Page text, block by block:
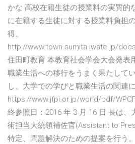
かな 高校在籍生徒の授業料の実質的
に在籍する生徒に対する授業料負担
得、
http://www.town.sumita.iwate.jp/
住田町教育 本教育社会学会大会発表
職業生活への移行をうまく果たして
し、大学での学びと職業生活の関連
https://www.jfpi.or.jp/world/pdf/
終参照日：2016 年 3 月 16 日 長は、
術担当大統領補佐官(Assistant to
特定、問題解決のための提案を行う